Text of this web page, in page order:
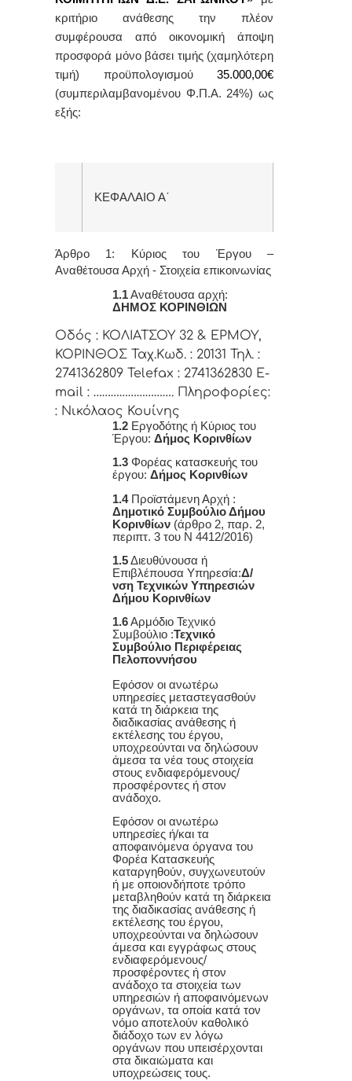
κριτήριο ανάθεσης την πλέον
συμφέρουσα από οικονομική άποψη
προσφορά μόνο βάσει τιμής (χαμηλότερη
τιμή)
προϋπολογισμού 35.000,00€
(συμπεριλαμβανομένου Φ.Π.Α. 24%) ως
εξής:
ΚΕΦΑΛΑΙΟ Α΄
Άρθρο 1: Κύριος του Έργου –
Αναθέτουσα Αρχή - Στοιχεία επικοινωνίας
1.1Αναθέτουσα αρχή:
ΔΗΜΟΣ ΚΟΡΙΝΘΙΩΝ
Οδός : ΚΟΛΙΑΤΣΟΥ 32 & ΕΡΜΟΥ,
ΚΟΡΙΝΘΟΣ Ταχ.Κωδ. : 20131 Τηλ. :
2741362809 Telefax : 2741362830 E-
mail : ………………………. Πληροφορίες:
: Νικόλαος Κουίνης
1.2 Εργοδότης ή Κύριος του
Έργου:Δήμος Κορινθίων
1.3 Φορέας κατασκευής του
έργου:Δήμος Κορινθίων
1.4 Προϊστάμενη Αρχή :
Δημοτικό Συμβούλιο Δήμου
Κορινθίων (άρθρο 2, παρ. 2,
περιπτ. 3 του Ν 4412/2016)
1.5Διευθύνουσα ή
Επιβλέπουσα Υπηρεσία:Δ/
νση Τεχνικών Υπηρεσιών
Δήμου Κορινθίων
1.6Αρμόδιο Τεχνικό
Συμβούλιο :Τεχνικό
Συμβούλιο Περιφέρειας
Πελοποννήσου
Εφόσον οι ανωτέρω
υπηρεσίες μεταστεγασθούν
κατά τη διάρκεια της
διαδικασίας ανάθεσης ή
εκτέλεσης του έργου,
υποχρεούνται να δηλώσουν
άμεσα τα νέα τους στοιχεία
στους ενδιαφερόμενους/
προσφέροντες ή στον
ανάδοχο.
Εφόσον οι ανωτέρω
υπηρεσίες ή/και τα
αποφαινόμενα όργανα του
Φορέα Κατασκευής
καταργηθούν, συγχωνευτούν
ή με οποιονδήποτε τρόπο
μεταβληθούν κατά τη διάρκεια
της διαδικασίας ανάθεσης ή
εκτέλεσης του έργου,
υποχρεούνται να δηλώσουν
άμεσα και εγγράφως στους
ενδιαφερόμενους/
προσφέροντες ή στον
ανάδοχο τα στοιχεία των
υπηρεσιών ή αποφαινόμενων
οργάνων, τα οποία κατά τον
νόμο αποτελούν καθολικό
διάδοχο των εν λόγω
οργάνων που υπεισέρχονται
στα δικαιώματα και
υποχρεώσεις τους.